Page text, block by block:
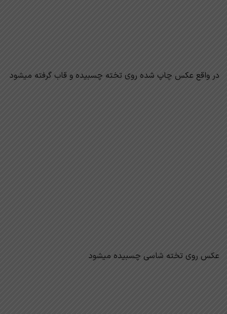
در واقع عکس چاپ شده روی تخته چسبیده و قاب گرفته میشود
عکس روی تخته شاسی چسبیده میشود